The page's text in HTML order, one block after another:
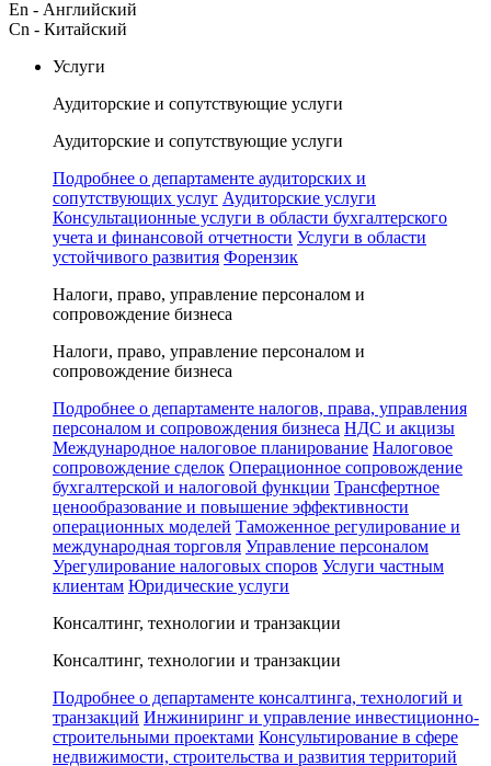
En - Английский
Cn - Китайский
Услуги
Аудиторские и сопутствующие услуги
Аудиторские и сопутствующие услуги
Подробнее о департаменте аудиторских и
сопутствующих услуг Аудиторские услуги
Консультационные услуги в области бухгалтерского
учета и финансовой отчетности Услуги в области
устойчивого развития Форензик
Налоги, право, управление персоналом и
сопровождение бизнеса
Налоги, право, управление персоналом и
сопровождение бизнеса
Подробнее о департаменте налогов, права, управления
персоналом и сопровождения бизнеса НДС и акцизы
Международное налоговое планирование Налоговое
сопровождение сделок Операционное сопровождение
бухгалтерской и налоговой функции Трансфертное
ценообразование и повышение эффективности
операционных моделей Таможенное регулирование и
международная торговля Управление персоналом
Урегулирование налоговых споров Услуги частным
клиентам Юридические услуги
Консалтинг, технологии и транзакции
Консалтинг, технологии и транзакции
Подробнее о департаменте консалтинга, технологий и
транзакций Инжиниринг и управление инвестиционно-
строительными проектами Консультирование в сфере
недвижимости, строительства и развития территорий